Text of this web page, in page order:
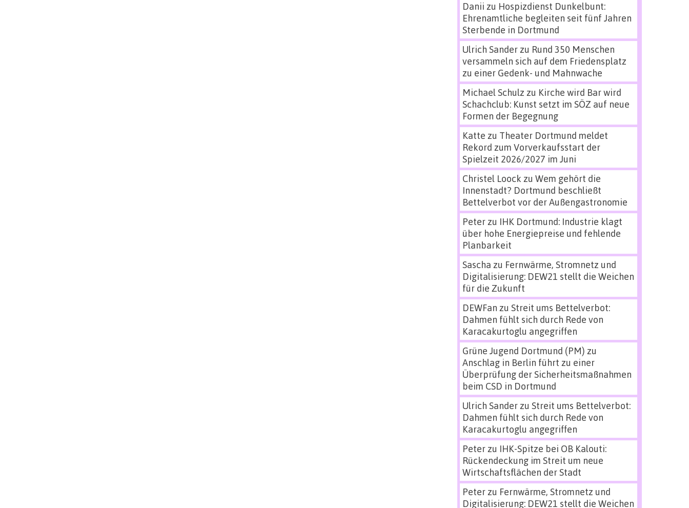
Danii zu Hospizdienst Dunkelbunt:
Ehrenamtliche begleiten seit fünf Jahren
Sterbende in Dortmund
Ulrich Sanderzu Rund 350 Menschen
versammeln sich auf dem Friedensplatz
zu einer Gedenk- und Mahnwache
Michael Schulz zu Kirche wird Bar wird
Schachclub: Kunst setzt im SÖZ auf neue
Formen der Begegnung
Katte zu Theater Dortmund meldet
Rekord zum Vorverkaufsstart der
Spielzeit 2026/2027 im Juni
Christel Loock zu Wem gehört die
Innenstadt? Dortmund beschließt
Bettelverbot vor der Außengastronomie
Peterzu IHK Dortmund: Industrie klagt
über hohe Energiepreise und fehlende
Planbarkeit
Sascha zu Fernwärme, Stromnetz und
Digitalisierung: DEW21 stellt die Weichen
für die Zukunft
DEWFan zu Streit ums Bettelverbot:
Dahmen fühlt sich durch Rede von
Karacakurtoglu angegriffen
Grüne Jugend Dortmund (PM) zu
Anschlag in Berlin führt zu einer
Überprüfung der Sicherheitsmaßnahmen
beim CSD in Dortmund
Ulrich Sanderzu Streit ums Bettelverbot:
Dahmen fühlt sich durch Rede von
Karacakurtoglu angegriffen
Peterzu IHK-Spitze bei OB Kalouti:
Rückendeckung im Streit um neue
Wirtschaftsflächen der Stadt
Peterzu Fernwärme, Stromnetz und
Digitalisierung: DEW21 stellt die Weichen